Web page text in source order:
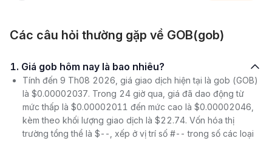
Các câu hỏi thường gặp về GOB(gob)
1. Giá gob hôm nay là bao nhiêu?
Tính đến 9 Th08 2026, giá giao dịch hiện tại là gob (GOB)
là $0.00002037. Trong 24 giờ qua, giá đã dao động từ
mức thấp là $0.00002011 đến mức cao là $0.00002046,
kèm theo khối lượng giao dịch là $22.74. Vốn hóa thị
trường tổng thể là $--, xếp ở vị trí số #-- trong số các loại